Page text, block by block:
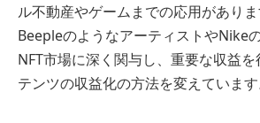
ル不動産やゲームまでの応用がありま
BeepleのようなアーティストやNike
NFT市場に深く関与し、重要な収益
テンツの収益化の方法を変えています